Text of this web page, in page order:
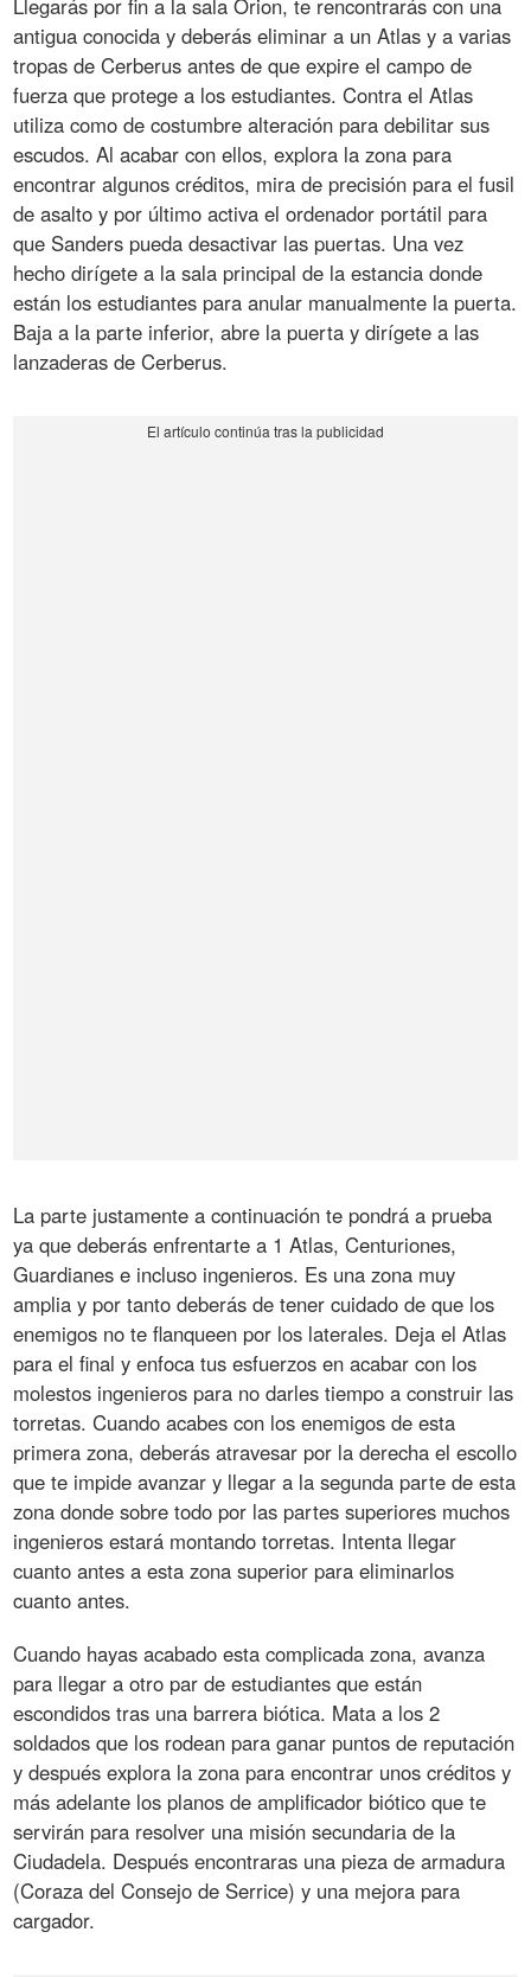
antigua conocida y deberás eliminar a un Atlas y a varias
tropas de Cerberus antes de que expire el campo de
fuerza que protege a los estudiantes. Contra el Atlas
utiliza como de costumbre alteración para debilitar sus
escudos. Al acabar con ellos, explora la zona para
encontrar algunos créditos, mira de precisión para el fusil
de asalto y por último activa el ordenador portátil para
que Sanders pueda desactivar las puertas. Una vez
hecho dirígete a la sala principal de la estancia donde
están los estudiantes para anular manualmente la puerta.
Baja a la parte inferior, abre la puerta y dirígete a las
lanzaderas de Cerberus.
La parte justamente a continuación te pondrá a prueba
ya que deberás enfrentarte a 1 Atlas, Centuriones,
Guardianes e incluso ingenieros. Es una zona muy
amplia y por tanto deberás de tener cuidado de que los
enemigos no te flanqueen por los laterales. Deja el Atlas
para el final y enfoca tus esfuerzos en acabar con los
molestos ingenieros para no darles tiempo a construir las
torretas. Cuando acabes con los enemigos de esta
primera zona, deberás atravesar por la derecha el escollo
que te impide avanzar y llegar a la segunda parte de esta
zona donde sobre todo por las partes superiores muchos
ingenieros estará montando torretas. Intenta llegar
cuanto antes a esta zona superior para eliminarlos
cuanto antes.
Cuando hayas acabado esta complicada zona, avanza
para llegar a otro par de estudiantes que están
escondidos tras una barrera biótica. Mata a los 2
soldados que los rodean para ganar puntos de reputación
y después explora la zona para encontrar unos créditos y
más adelante los planos de amplificador biótico que te
servirán para resolver una misión secundaria de la
Ciudadela. Después encontraras una pieza de armadura
(Coraza del Consejo de Serrice) y una mejora para
cargador.